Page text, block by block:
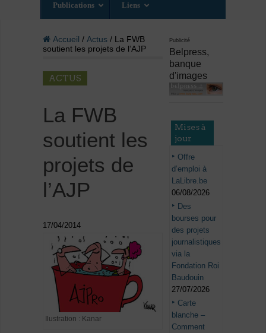
Publications Liens
Accueil / Actus/ La FWB
soutient les projets de l’AJP
ACTUS
La FWB
soutient les
projets de
l’AJP
17/04/2014
Ilustration : Kanar
Publicité
Belpress,
banque
d'images
Mises à
jour
Offre
d’emploi à
LaLibre.be
06/08/2026
Des
bourses pour
des projets
journalistiques
via la
Fondation Roi
Baudouin
27/07/2026
Carte
blanche –
Comment